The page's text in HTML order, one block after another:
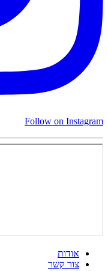
Follow on Instagram
אודות
צור קשר